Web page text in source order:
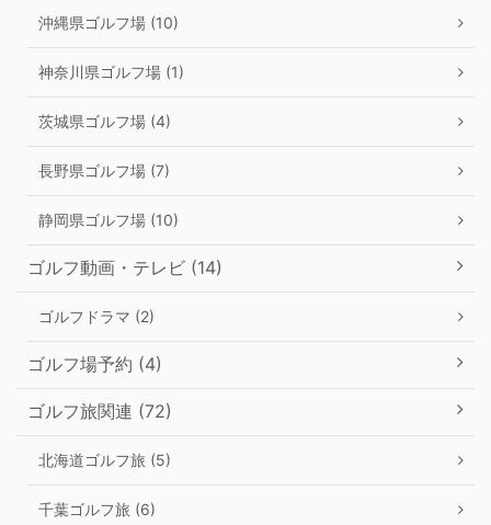
沖縄県ゴルフ場 (10)
神奈川県ゴルフ場 (1)
茨城県ゴルフ場 (4)
長野県ゴルフ場 (7)
静岡県ゴルフ場 (10)
ゴルフ動画・テレビ (14)
ゴルフドラマ (2)
ゴルフ場予約 (4)
ゴルフ旅関連 (72)
北海道ゴルフ旅 (5)
千葉ゴルフ旅 (6)